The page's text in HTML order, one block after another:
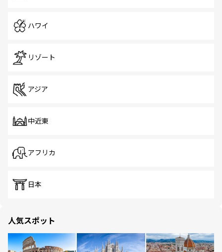
ハワイ
リゾート
アジア
中近東
アフリカ
日本
人気スポット